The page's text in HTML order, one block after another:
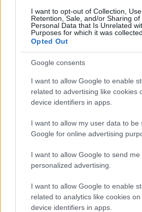
I want to opt-out of Collection, Use,
Retention, Sale, and/or Sharing of
Personal Data that Is Unrelated
Purposes for which it was collected.
Opted Out
Google consents
I want to allow Google to enable
related to advertising like cookies
device identifiers in apps.
I want to allow my user data to be
Google for online advertising
I want to allow Google to send me
personalized advertising.
I want to allow Google to enable
related to analytics like cookies
device identifiers in apps.
AZ EMBERSÉG
SZÍNHÁZRÓL